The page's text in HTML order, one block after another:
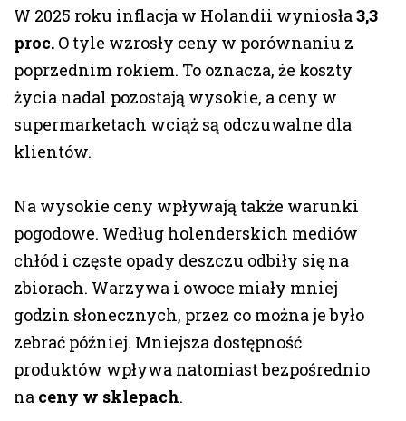
W 2025 roku inflacja w Holandii wyniosła3,3
proc. O tyle wzrosły ceny w porównaniu z
poprzednim rokiem. To oznacza, że koszty
życia nadal pozostają wysokie, a ceny w
supermarketach wciąż są odczuwalne dla
klientów.
Na wysokie ceny wpływają także warunki
pogodowe. Według holenderskich mediów
chłód i częste opady deszczu odbiły się na
zbiorach. Warzywa i owoce miały mniej
godzin słonecznych, przez co można je było
zebrać później. Mniejsza dostępność
produktów wpływa natomiast bezpośrednio
na ceny w sklepach.